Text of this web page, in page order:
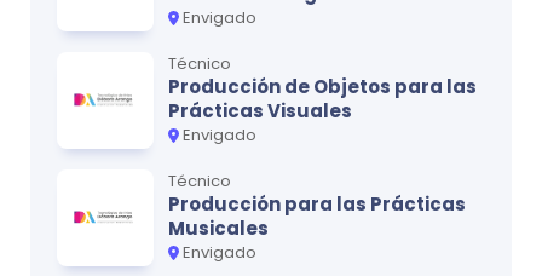
Técnicas de Ilustración
0
Técnicas pictóricas
0
Ilustración documental
Envigado
Técnico
Producción de Objetos para las
Prácticas Visuales
Envigado
Técnico
Producción para las Prácticas
Musicales
Envigado